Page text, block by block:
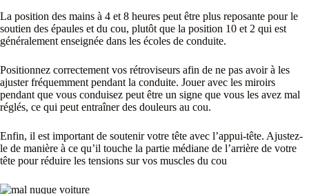
La position des mains à 4 et 8 heures peut être plus reposante pour le
soutien des épaules et du cou, plutôt que la position 10 et 2 qui est
généralement enseignée dans les écoles de conduite.
Positionnez correctement vos rétroviseurs afin de ne pas avoir à les
ajuster fréquemment pendant la conduite. Jouer avec les miroirs
pendant que vous conduisez peut être un signe que vous les avez mal
réglés, ce qui peut entraîner des douleurs au cou.
Enfin, il est important de soutenir votre tête avec l’appui-tête. Ajustez-
le de manière à ce qu’il touche la partie médiane de l’arrière de votre
tête pour réduire les tensions sur vos muscles du cou